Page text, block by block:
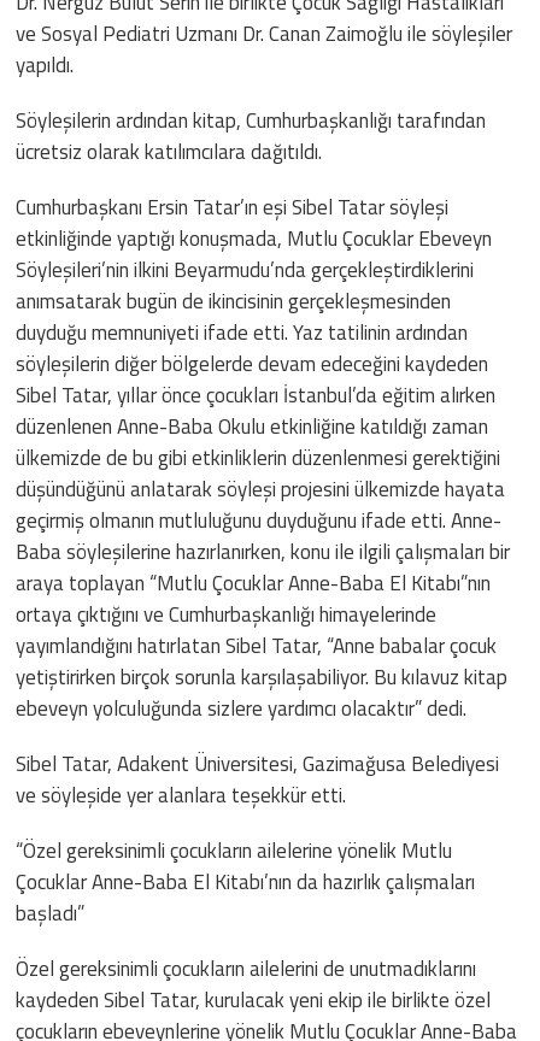
ve Sosyal Pediatri Uzmanı Dr. Canan Zaimoğlu ile söyleşiler
yapıldı.
Söyleşilerin ardından kitap, Cumhurbaşkanlığı tarafından
ücretsiz olarak katılımcılara dağıtıldı.
Cumhurbaşkanı Ersin Tatar’ın eşi Sibel Tatar söyleşi
etkinliğinde yaptığı konuşmada, Mutlu Çocuklar Ebeveyn
Söyleşileri’nin ilkini Beyarmudu’nda gerçekleştirdiklerini
anımsatarak bugün de ikincisinin gerçekleşmesinden
duyduğu memnuniyeti ifade etti. Yaz tatilinin ardından
söyleşilerin diğer bölgelerde devam edeceğini kaydeden
Sibel Tatar, yıllar önce çocukları İstanbul’da eğitim alırken
düzenlenen Anne-Baba Okulu etkinliğine katıldığı zaman
ülkemizde de bu gibi etkinliklerin düzenlenmesi gerektiğini
düşündüğünü anlatarak söyleşi projesini ülkemizde hayata
geçirmiş olmanın mutluluğunu duyduğunu ifade etti. Anne-
Baba söyleşilerine hazırlanırken, konu ile ilgili çalışmaları bir
araya toplayan “Mutlu Çocuklar Anne-Baba El Kitabı”nın
ortaya çıktığını ve Cumhurbaşkanlığı himayelerinde
yayımlandığını hatırlatan Sibel Tatar, “Anne babalar çocuk
yetiştirirken birçok sorunla karşılaşabiliyor. Bu kılavuz kitap
ebeveyn yolculuğunda sizlere yardımcı olacaktır” dedi.
Sibel Tatar, Adakent Üniversitesi, Gazimağusa Belediyesi
ve söyleşide yer alanlara teşekkür etti.
“Özel gereksinimli çocukların ailelerine yönelik Mutlu
Çocuklar Anne-Baba El Kitabı’nın da hazırlık çalışmaları
başladı”
Özel gereksinimli çocukların ailelerini de unutmadıklarını
kaydeden Sibel Tatar, kurulacak yeni ekip ile birlikte özel
çocukların ebeveynlerine yönelik Mutlu Çocuklar Anne-Baba